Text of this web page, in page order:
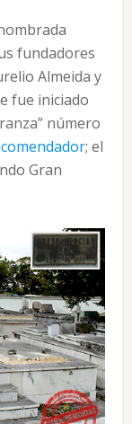
fundadores
Almeida y
fue iniciado
número
; el
Gran